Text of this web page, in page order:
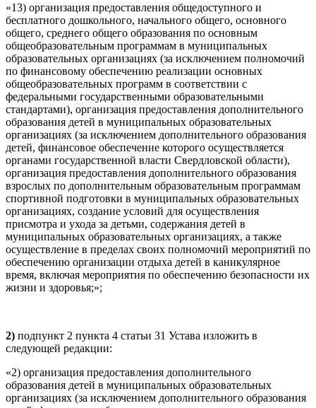
«13) организация предоставления общедоступного и
бесплатного дошкольного, начального общего, основного
общего, среднего общего образования по основным
общеобразовательным программам в муниципальных
образовательных организациях (за исключением полномочий
по финансовому обеспечению реализации основных
общеобразовательных программ в соответствии с
федеральными государственными образовательными
стандартами), организация предоставления дополнительного
образования детей в муниципальных образовательных
организациях (за исключением дополнительного образования
детей, финансовое обеспечение которого осуществляется
органами государственной власти Свердловской области),
организация предоставления дополнительного образования
взрослых по дополнительным образовательным программам
спортивной подготовки в муниципальных образовательных
организациях, создание условий для осуществления
присмотра и ухода за детьми, содержания детей в
муниципальных образовательных организациях, а также
осуществление в пределах своих полномочий мероприятий по
обеспечению организации отдыха детей в каникулярное
время, включая мероприятия по обеспечению безопасности их
жизни и здоровья;»;
2) подпункт 2 пункта 4 статьи 31 Устава изложить в
следующей редакции:
«2) организация предоставления дополнительного
образования детей в муниципальных образовательных
организациях (за исключением дополнительного образования